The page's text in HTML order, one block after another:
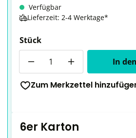
Verfügbar
Lieferzeit: 2-4 Werktage*
Stück
In
Zum Merkzettel
6er Karton